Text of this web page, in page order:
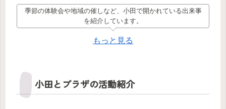
季節の体験会や地域の催しなど、小田で開かれている出来事
を紹介しています。
もっと見る
小田とプラザの活動紹介